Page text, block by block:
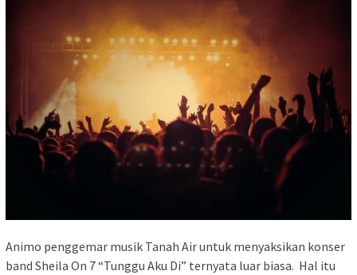
Animo penggemar musik Tanah Air untuk menyaksikan konser
band Sheila On 7 “Tunggu Aku Di” ternyata luar biasa. Hal itu